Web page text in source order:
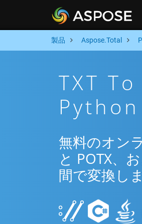
製品 Aspose.Total
TXT
Python
無料のオン
と POTX、
間で変換しま